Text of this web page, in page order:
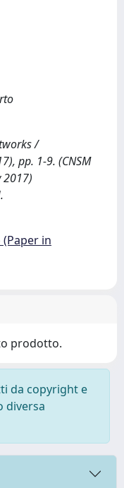
/
pp. 1-9. (CNSM
2017)
in
prodotto.
da copyright e
diversa